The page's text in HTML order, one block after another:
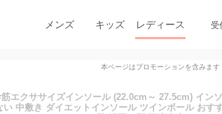
メンズ キッズ レディース 受
本ページはプロモーションを含みます
筋エクササイズインソール (22.0cm～ 27.5cm) イン
い 中敷き ダイエットインソール ツインボール おす